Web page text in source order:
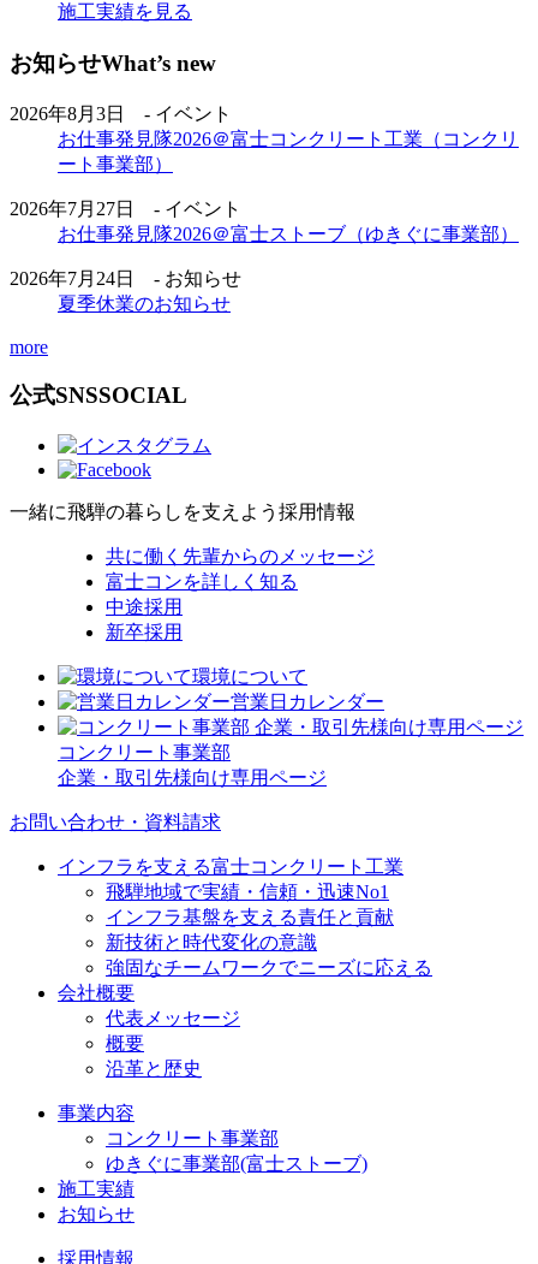
施工実績を見る
お知らせWhat’s new
2026年8月3日 - イベント
お仕事発見隊2026＠富士コンクリート工業（コンクリ
ート事業部）
2026年7月27日 - イベント
お仕事発見隊2026＠富士ストーブ（ゆきぐに事業部）
2026年7月24日 - お知らせ
夏季休業のお知らせ
more
公式SNSSOCIAL
一緒に飛騨の暮らしを支えよう 採用情報
共に働く先輩からのメッセージ
富士コンを詳しく知る
中途採用
新卒採用
環境について
営業日カレンダー
コンクリート事業部
企業・取引先様向け専用ページ
お問い合わせ・資料請求
インフラを支える富士コンクリート工業
飛騨地域で実績・信頼・迅速No1
インフラ基盤を支える責任と貢献
新技術と時代変化の意識
強固なチームワークでニーズに応える
会社概要
代表メッセージ
概要
沿革と歴史
事業内容
コンクリート事業部
ゆきぐに事業部(富士ストーブ)
施工実績
お知らせ
採用情報